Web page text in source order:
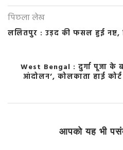
पिछला लेख
ललितपुर : उड़द की फसल हुई नष्ट,
West Bengal : दुर्गा पूजा के
आंदोलन’, कोलकाता हाई
आपको यह भी